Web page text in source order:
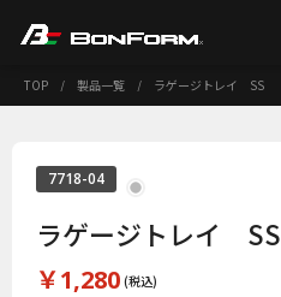
TOP / 製品一覧 / ラゲージトレイ SS
7718-04
ラゲージトレイ SS
￥1,280 (税込)